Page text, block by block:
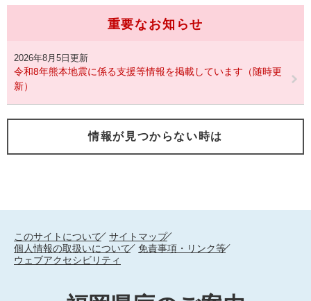
重要なお知らせ
2026年8月5日更新
令和8年熊本地震に係る支援等情報を掲載しています（随時更
新）
情報が見つからない時は
このサイトについて
サイトマップ
個人情報の取扱いについて
免責事項・リンク等
ウェブアクセシビリティ